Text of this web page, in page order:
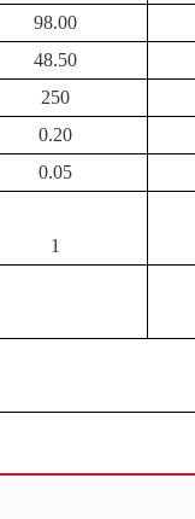
98.00
48.50
250
0.20
0.05
1